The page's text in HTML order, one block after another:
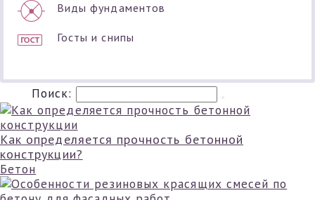
Виды фундаментов
Госты и снипы
Поиск:
Как определяется прочность бетонной
конструкции?
Бетон